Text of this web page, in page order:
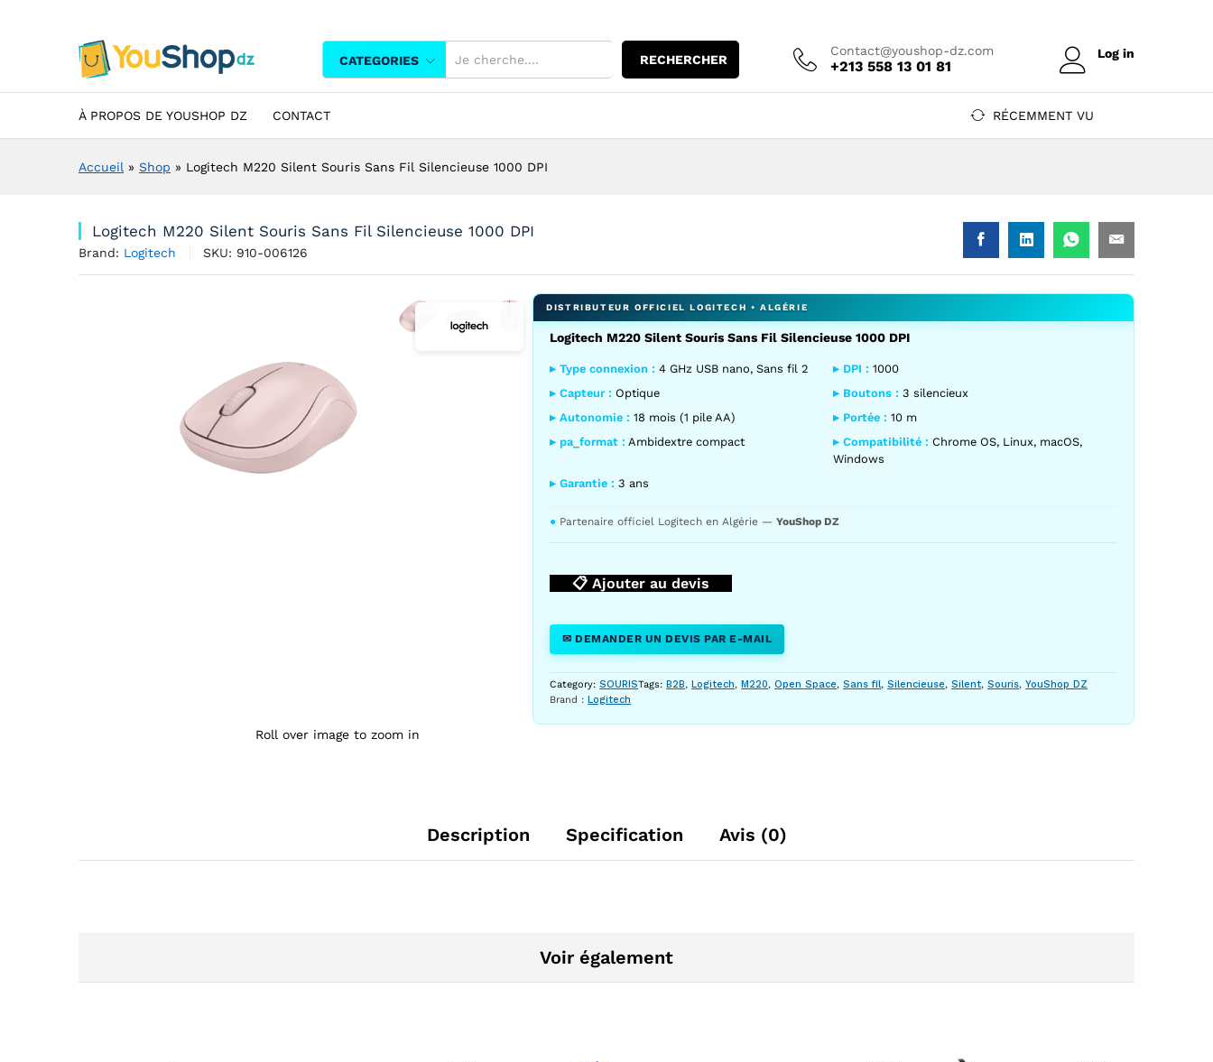
CATEGORIES RECHERCHER
Contact@youshop-dz.com
+213 558 13 01 81
Log in
À PROPOS DE YOUSHOP DZ CONTACT RÉCEMMENT VU
Accueil » Shop » Logitech M220 Silent Souris Sans Fil Silencieuse 1000 DPI
Logitech M220 Silent Souris Sans Fil Silencieuse 1000 DPI
Brand: Logitech SKU: 910-006126
Agrandir l’image : Logitech M220 rose silent dos lateral
Agrandir l’image : Logitech M220 rose silent vue laterale
Agrandir l’image : Logitech M220 rose silent vue haut
Roll over image to zoom in
Logitech M220 Silent Souris Sans Fil Silencieuse 1000 DPI
▸ Type connexion : 4 GHz USB nano, Sans fil 2 ▸ DPI : 1000
▸ Capteur : Optique ▸ Boutons : 3 silencieux
▸ Autonomie : 18 mois (1 pile AA) ▸ Portée : 10 m
▸ pa_format : Ambidextre compact ▸ Compatibilité : Chrome OS, Linux, macOS,
Windows
▸ Garantie : 3 ans
● Partenaire officiel Logitech en Algérie —YouShop DZ
📋 Ajouter au devis
✉ DEMANDER UN DEVIS PAR E-MAIL
Category:SOURISTags:B2B,Logitech,M220,Open Space,Sans fil,Silencieuse,Silent,Souris,YouShop DZ
Brand :Logitech
Description Specification Avis (0)
Voir également